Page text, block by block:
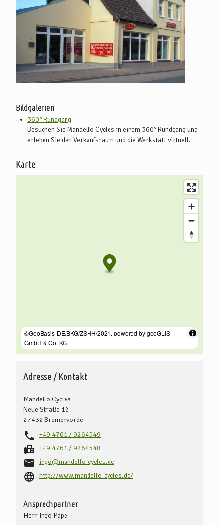
Bildgalerien
360° Rundgang
Besuchen Sie Mandello Cycles in einem 360° Rundgang und
erleben Sie den Verkaufsraum und die Werkstatt virtuell.
Karte
Adresse / Kontakt
Mandello Cycles
Neue Straße 12
27432 Bremervörde
+49 4761 / 9264549
+49 4761 / 9264548
ingo@mandello-cycles.de
http://www.mandello-cycles.de/
Ansprechpartner
Herr Ingo Pape